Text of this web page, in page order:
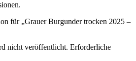
für „Grauer Burgunder trocken 2025 –
nicht veröffentlicht. Erforderliche